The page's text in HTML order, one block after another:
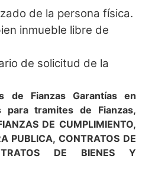
de la persona física.
inmueble libre de
de solicitud de la
de Fianzas Garantías en
para tramites de Fianzas,
DE CUMPLIMIENTO,
PUBLICA, CONTRATOS DE
DE BIENES Y